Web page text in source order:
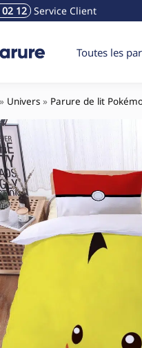
12 Service Client
Toutes les
produit
» Univers » Parure de lit